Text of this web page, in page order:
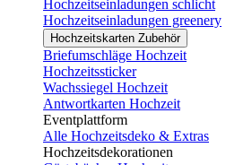
Hochzeitseinladungen schlicht
Hochzeitseinladungen greenery
Hochzeitskarten Zubehör
Briefumschläge Hochzeit
Hochzeitssticker
Wachssiegel Hochzeit
Antwortkarten Hochzeit
Eventplattform
Alle Hochzeitsdeko & Extras
Hochzeitsdekorationen